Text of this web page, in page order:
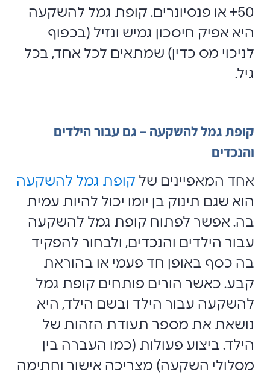
50+ או פנסיונרים. קופת גמל להשקעה
היא אפיק חיסכון גמיש ונזיל (בכפוף
לניכוי מס כדין) שמתאים לכל אחד, בכל
גיל.
קופת גמל להשקעה – גם עבור הילדים
והנכדים
אחד המאפיינים של קופת גמל להשקעה
הוא שגם תינוק בן יומו יכול להיות עמית
בה. אפשר לפתוח קופת גמל להשקעה
עבור הילדים והנכדים, ולבחור להפקיד
בה כסף באופן חד פעמי או בהוראת
קבע. כאשר הורים פותחים קופת גמל
להשקעה עבור הילד ובשם הילד, היא
נושאת את מספר תעודת הזהות של
הילד. ביצוע פעולות (כמו העברה בין
מסלולי השקעה) מצריכה אישור וחתימה